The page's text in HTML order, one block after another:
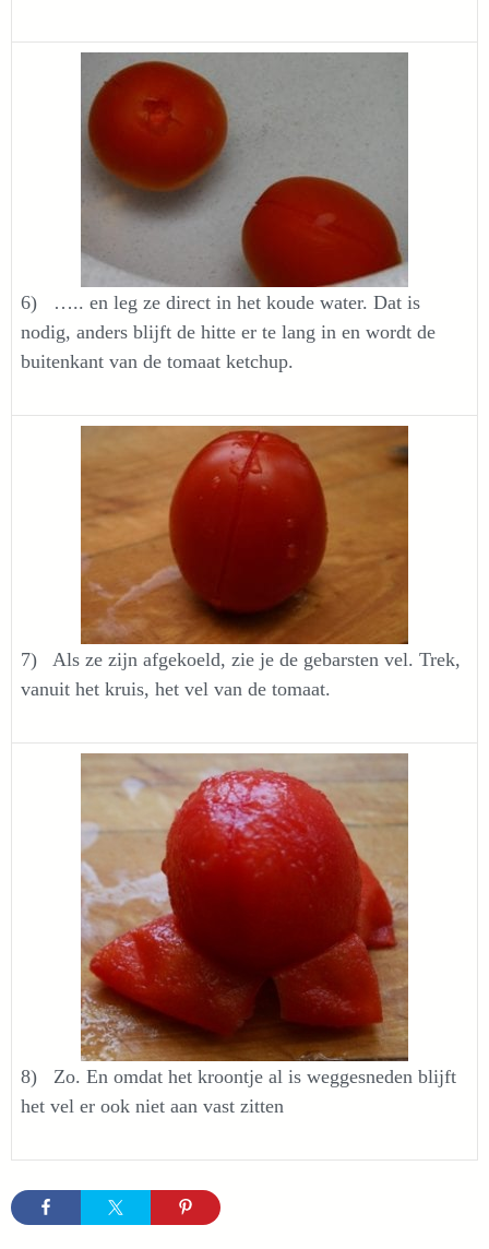
6) ….. en leg ze direct in het koude water. Dat is
nodig, anders blijft de hitte er te lang in en wordt de
buitenkant van de tomaat ketchup.
7) Als ze zijn afgekoeld, zie je de gebarsten vel. Trek,
vanuit het kruis, het vel van de tomaat.
8) Zo. En omdat het kroontje al is weggesneden blijft
het vel er ook niet aan vast zitten